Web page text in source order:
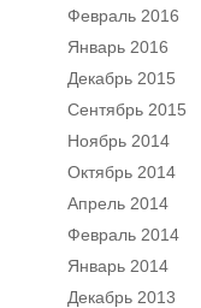
Февраль 2016
Январь 2016
Декабрь 2015
Сентябрь 2015
Ноябрь 2014
Октябрь 2014
Апрель 2014
Февраль 2014
Январь 2014
Декабрь 2013